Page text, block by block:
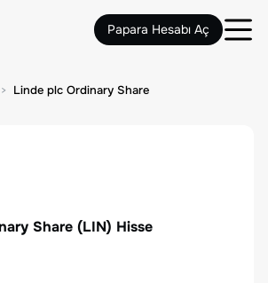
Papara Hesabı Aç
Linde plc Ordinary Share
Share (LIN) Hisse